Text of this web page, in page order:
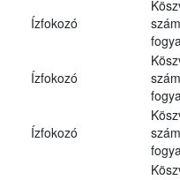
Ízfokozó
Ízfokozó
Ízfokozó